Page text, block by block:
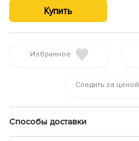
Купить
Избранное
Следить за ценой
Способы доставки